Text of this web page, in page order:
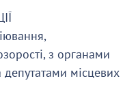
з органами
місцевих